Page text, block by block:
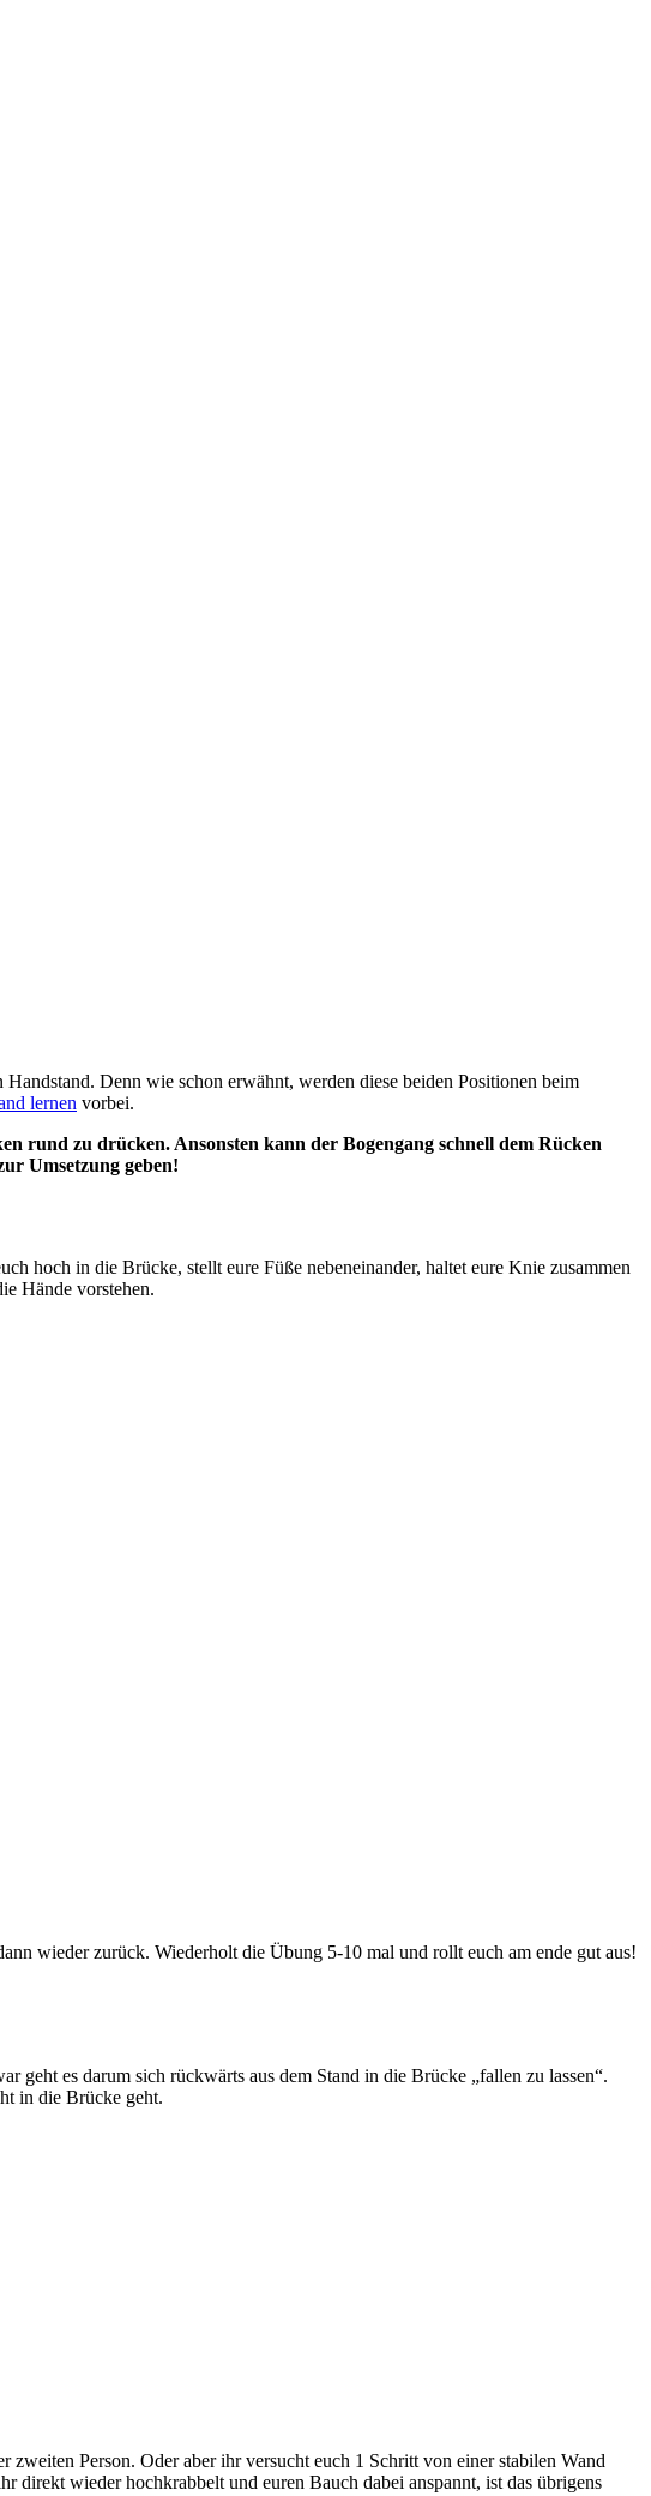
Denn wie schon erwähnt, werden diese beiden Positionen beim
lernen vorbei.
rund zu drücken. Ansonsten kann der Bogengang schnell dem Rücken
Umsetzung geben!
hoch in die Brücke, stellt eure Füße nebeneinander, haltet eure Knie zusammen
Hände vorstehen.
wieder zurück. Wiederholt die Übung 5-10 mal und rollt euch am ende gut aus!
es darum sich rückwärts aus dem Stand in die Brücke „fallen zu lassen“.
in die Brücke geht.
Person. Oder aber ihr versucht euch 1 Schritt von einer stabilen Wand
direkt wieder hochkrabbelt und euren Bauch dabei anspannt, ist das übrigens